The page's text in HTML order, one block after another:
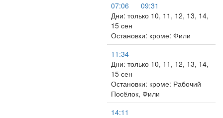
07:06
09:31
Дни: только 10, 11, 12, 13, 14,
15 сен
Остановки: кроме: Фили
11:34
Дни: только 10, 11, 12, 13, 14,
15 сен
Остановки: кроме: Рабочий
Посёлок, Фили
14:11